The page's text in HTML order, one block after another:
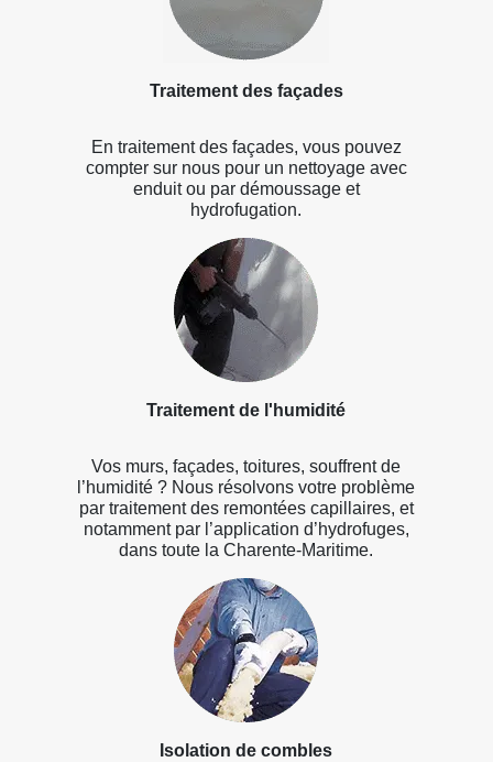
Traitement des façades
En traitement des façades, vous pouvez
compter sur nous pour un nettoyage avec
enduit ou par démoussage et
hydrofugation.
Traitement de l'humidité
Vos murs, façades, toitures, souffrent de
l’humidité ? Nous résolvons votre problème
par traitement des remontées capillaires, et
notamment par l’application d’hydrofuges,
dans toute la Charente-Maritime.
Isolation de combles